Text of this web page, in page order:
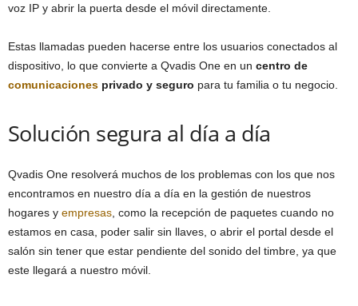
voz IP y abrir la puerta desde el móvil directamente.
Estas llamadas pueden hacerse entre los usuarios conectados al
dispositivo, lo que convierte a Qvadis One en un centro de
comunicaciones privado y seguro para tu familia o tu negocio.
Solución segura al día a día
Qvadis One resolverá muchos de los problemas con los que nos
encontramos en nuestro día a día en la gestión de nuestros
hogares y empresas , como la recepción de paquetes cuando no
estamos en casa, poder salir sin llaves, o abrir el portal desde el
salón sin tener que estar pendiente del sonido del timbre, ya que
este llegará a nuestro móvil.